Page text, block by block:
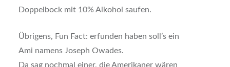
Doppelbock mit 10% Alkohol saufen.
Übrigens, Fun Fact: erfunden haben soll’s ein
Ami namens Joseph Owades.
Da sag nochmal einer, die Amerikaner wären